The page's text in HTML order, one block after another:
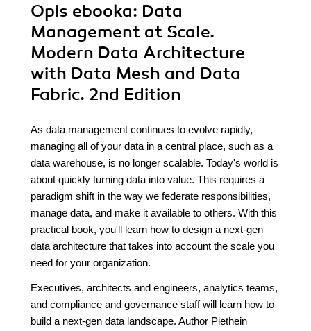
Opis ebooka: Data
Management at Scale.
Modern Data Architecture
with Data Mesh and Data
Fabric. 2nd Edition
As data management continues to evolve rapidly,
managing all of your data in a central place, such as a
data warehouse, is no longer scalable. Today's world is
about quickly turning data into value. This requires a
paradigm shift in the way we federate responsibilities,
manage data, and make it available to others. With this
practical book, you'll learn how to design a next-gen
data architecture that takes into account the scale you
need for your organization.
Executives, architects and engineers, analytics teams,
and compliance and governance staff will learn how to
build a next-gen data landscape. Author Piethein